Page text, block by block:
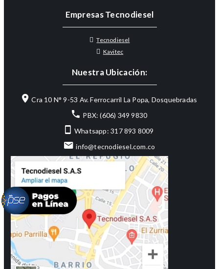
Empresas Tecnodiesel
Tecnodiesel
Kavitec
Nuestra Ubicación:
Cra 10 N° 9-53 Av. Ferrocarril La Popa, Dosquebradas
PBX: (606) 349 9830
Whatsapp: 317 893 8009
info@tecnodiesel.com.co